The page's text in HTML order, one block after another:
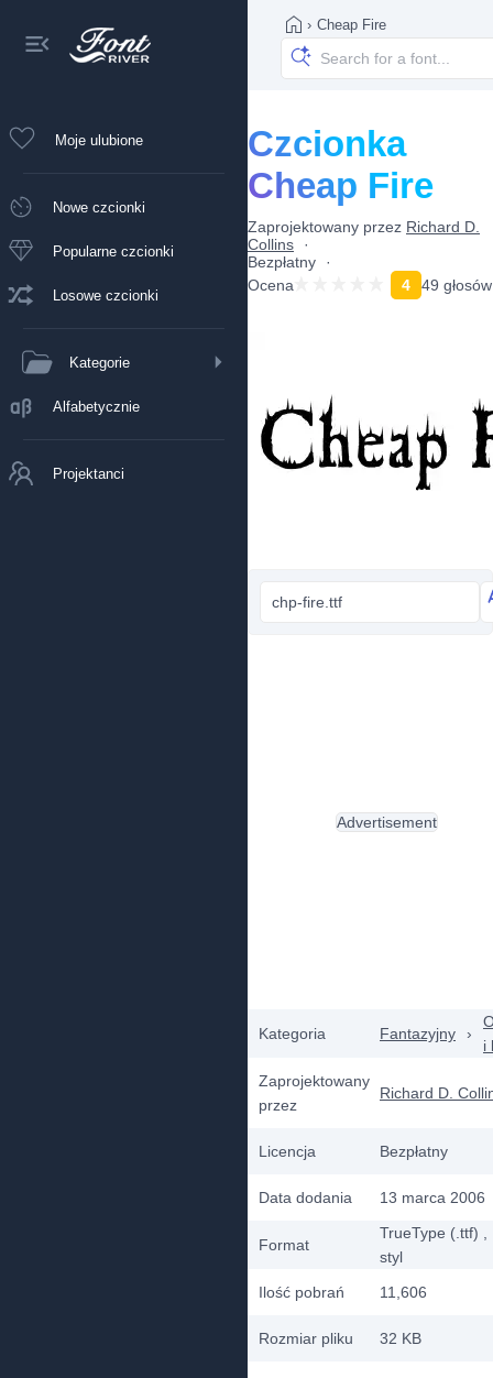
Moje ulubione
Nowe czcionki
Popularne czcionki
Losowe czcionki
Kategorie
Alfabetycznie
Projektanci
› Cheap Fire
Czcionka
Cheap Fire
Zaprojektowany przez Richard D.
Collins
Bezpłatny
Ocena
4 49 głosów
chp-fire.ttf
Kategoria Fantazyjny ›
i
Zaprojektowany
przez
Richard D.
Licencja Bezpłatny
Data dodania 13 marca 2006
Format
TrueType (.ttf)
styl
Ilość pobrań
11,606
Rozmiar pliku 32 KB
Advertisement